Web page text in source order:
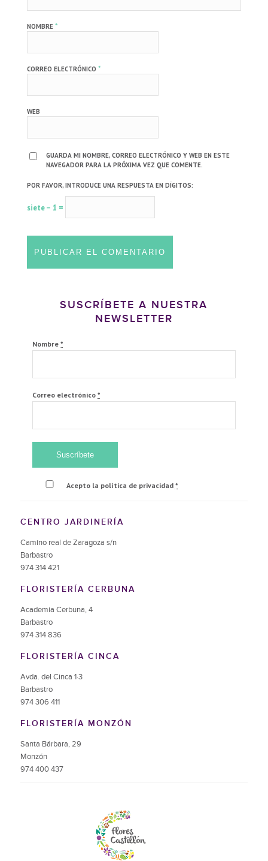
NOMBRE*
CORREO ELECTRÓNICO*
WEB
GUARDA MI NOMBRE, CORREO ELECTRÓNICO Y WEB EN ESTE
NAVEGADOR PARA LA PRÓXIMA VEZ QUE COMENTE.
POR FAVOR, INTRODUCE UNA RESPUESTA EN DÍGITOS:
siete − 1 =
SUSCRÍBETE A NUESTRA
NEWSLETTER
Nombre *
Correo electrónico *
Acepto la política de privacidad *
CENTRO JARDINERÍA
Camino real de Zaragoza s/n
Barbastro
974 314 421
FLORISTERÍA CERBUNA
Academia Cerbuna, 4
Barbastro
974 314 836
FLORISTERÍA CINCA
Avda. del Cinca 1·3
Barbastro
974 306 411
FLORISTERÍA MONZÓN
Santa Bárbara, 29
Monzón
974 400 437